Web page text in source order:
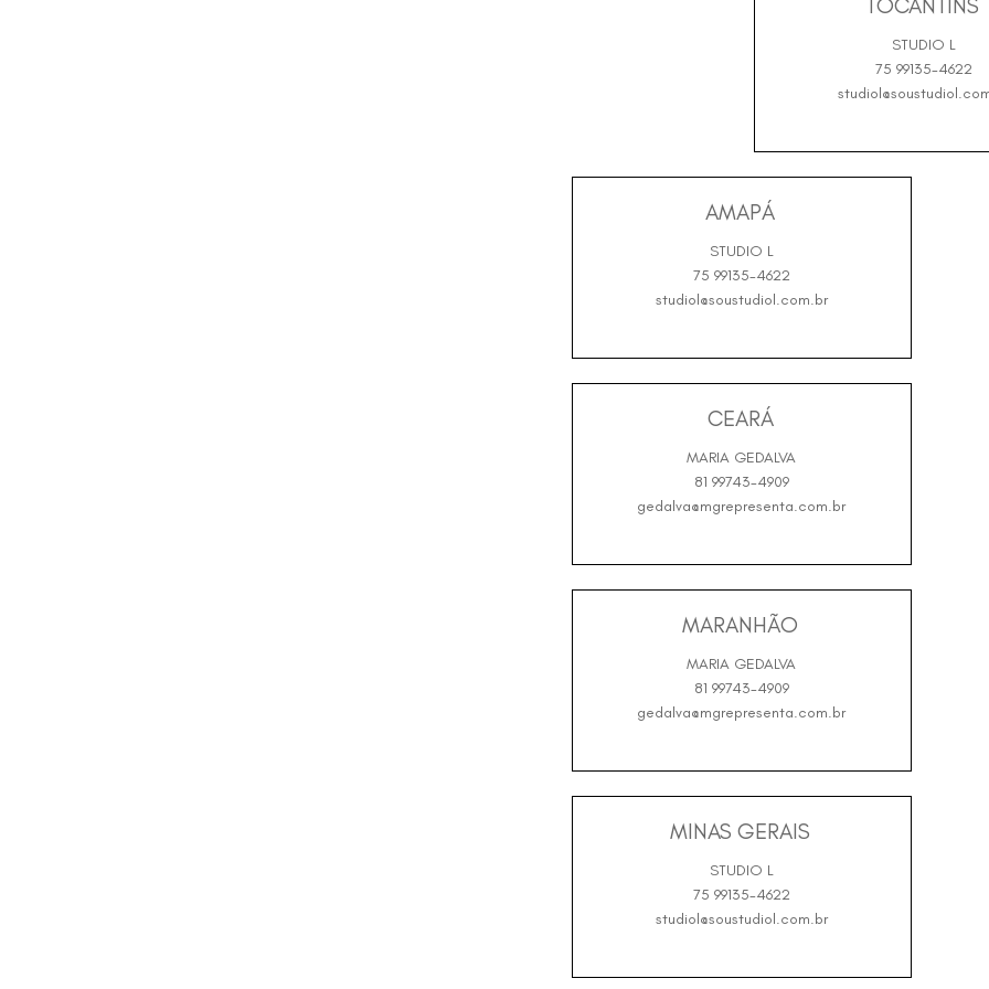
STUDIO L
75 99135-4622
AMAPÁ
STUDIO L
75 99135-4622
studiol@soustudiol.com.br
CEARÁ
MARIA GEDALVA
81 99743-4909
gedalva@mgrepresenta.com.br
MARANHÃO
MARIA GEDALVA
81 99743-4909
gedalva@mgrepresenta.com.br
MINAS GERAIS
STUDIO L
75 99135-4622
studiol@soustudiol.com.br